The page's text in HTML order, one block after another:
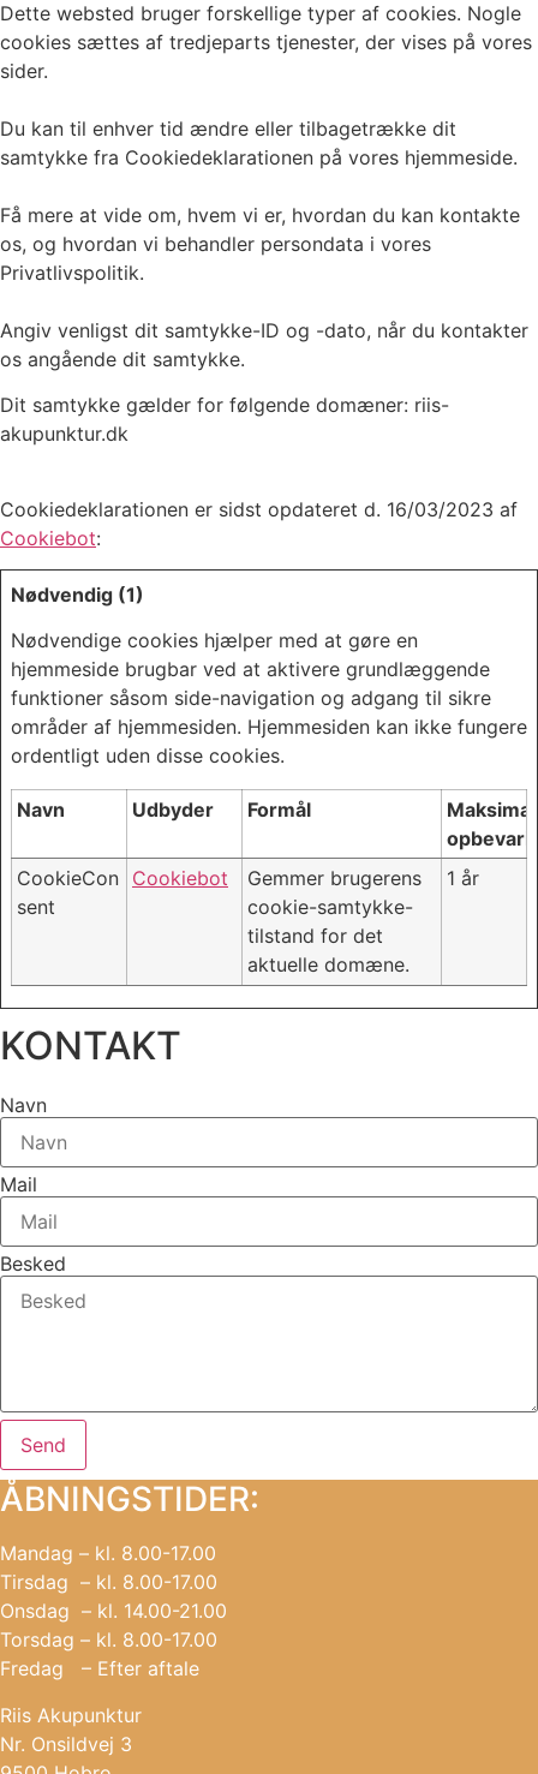
Dette websted bruger forskellige typer af cookies. Nogle
cookies sættes af tredjeparts tjenester, der vises på vores
sider.
Du kan til enhver tid ændre eller tilbagetrække dit
samtykke fra Cookiedeklarationen på vores hjemmeside.
Få mere at vide om, hvem vi er, hvordan du kan kontakte
os, og hvordan vi behandler persondata i vores
Privatlivspolitik.
Angiv venligst dit samtykke-ID og -dato, når du kontakter
os angående dit samtykke.
Dit samtykke gælder for følgende domæner: riis-
akupunktur.dk
Cookiedeklarationen er sidst opdateret d. 16/03/2023 af
Cookiebot:
Nødvendig (1)
Nødvendige cookies hjælper med at gøre en
hjemmeside brugbar ved at aktivere grundlæggende
funktioner såsom side-navigation og adgang til sikre
områder af hjemmesiden. Hjemmesiden kan ikke fungere
ordentligt uden disse cookies.
Navn Udbyder Formål
Maksimal
CookieCon
sent
Cookiebot
Gemmer brugerens
cookie-samtykke-
tilstand for det
aktuelle domæne.
1 år
KONTAKT
Navn
Mail
Besked
Send
ÅBNINGSTIDER:
Mandag – kl. 8.00-17.00
Tirsdag – kl. 8.00-17.00
Onsdag – kl. 14.00-21.00
Torsdag – kl. 8.00-17.00
Fredag – Efter aftale
Riis Akupunktur
Nr. Onsildvej 3